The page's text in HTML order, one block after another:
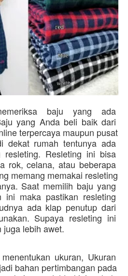
baju yang ada
yang Anda beli baik dari
terpercaya maupun pusat
dekat rumah tentunya ada
resleting. Resleting ini bisa
rok, celana, atau beberapa
memang memakai resleting
Saat memilih baju yang
ini maka pastikan resleting
ada klap penutup dari
Supaya resleting ini
juga lebih awet.
ukuran, Ukuran
bahan pertimbangan pada